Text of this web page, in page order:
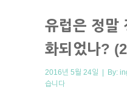
유럽은 정말
화되었나?
2016년 5월 24일 | By:
습니다